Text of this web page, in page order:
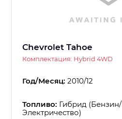
Chevrolet Tahoe
Комплектация: Hybrid 4WD
Год/Месяц: 2010/12
Топливо: Гибрид (Бензин/
Электричество)